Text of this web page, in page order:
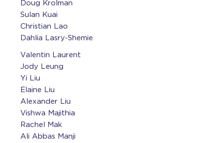
Doug Krolman
Sulan Kuai
Christian Lao
Dahlia Lasry-Shemie
Valentin Laurent
Jody Leung
Yi Liu
Elaine Liu
Alexander Liu
Vishwa Majithia
Rachel Mak
Ali Abbas Manji